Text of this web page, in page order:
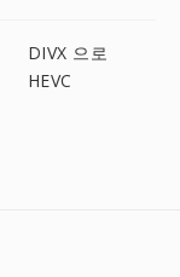
DIVX 으로
HEVC